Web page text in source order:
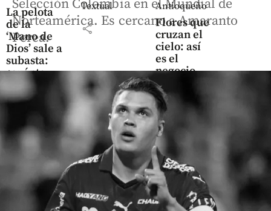
La pelota
de la
‘Mano de
Dios’ sale a
subasta:
¿cuánto
histórico
share
Textual
share
Antioqueño
Flores que
cruzan el
cielo: así
es el
negocio
que mueve
US$ 380
millones
en el
Oriente
antioqueño
share
Selección Colombia en el Mundial de
Norteamérica. Es cercano a Amaranto
Perea.